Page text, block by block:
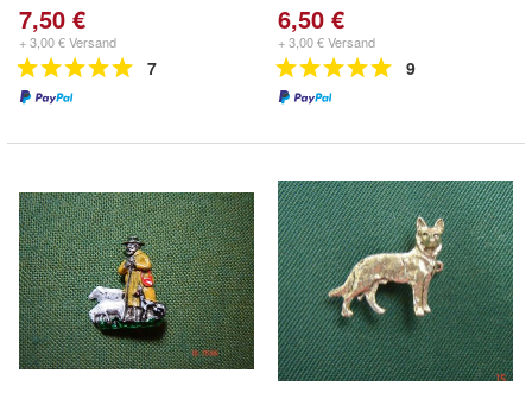
7,50 €
+ 3,00 € Versand
7
6,50 €
+ 3,00 € Versand
9